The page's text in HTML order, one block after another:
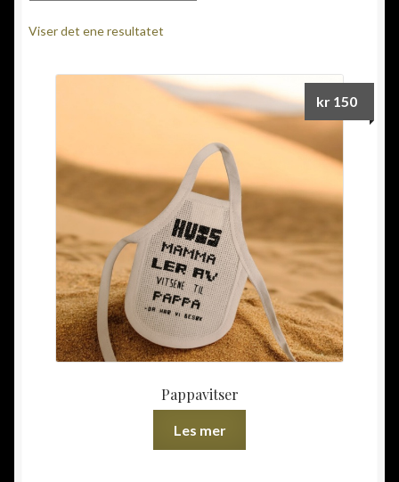
Viser det ene resultatet
Pappavitser
kr 150
Les mer